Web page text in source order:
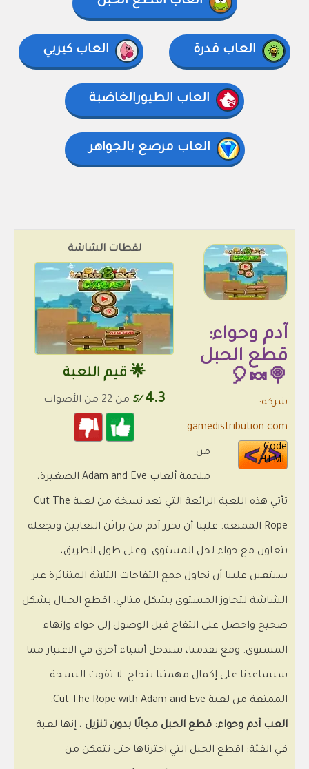
العاب قدرة العاب كيربي
العاب الطيورالغاضبة
العاب مرصع بالجواهر
لقطات الشاشة
🌟 قيم اللعبة
4.3
/5 من 22 من الأصوات
آدم وحواء:
قطع الحبل
🍭🍬🎈
شركة:
gamedistribution.com
Code
HTML
من
ملحمة ألعاب Adam and Eve الصغيرة،
تأتي هذه اللعبة الرائعة التي تعد نسخة من لعبة Cut The
Rope الممتعة. علينا أن نحرر آدم من براثن الثعابين ونجعله
يتعاون مع حواء لحل المستوى. وعلى طول الطريق،
سيتعين علينا أن نحاول جمع التفاحات الثلاثة المتناثرة عبر
الشاشة لتجاوز المستوى بشكل مثالي. اقطع الحبال بشكل
صحيح واحصل على التفاح قبل الوصول إلى حواء وإنهاء
المستوى. ومع تقدمنا، ستدخل أشياء أخرى في الاعتبار مما
سيساعدنا على إكمال مهمتنا بنجاح. لا تفوت النسخة
الممتعة من لعبة Cut The Rope with Adam and Eve.
العب آدم وحواء: قطع الحبل مجانًا بدون تنزيل ، إنها لعبة
في الفئة: اقطع الحبل التي اخترناها حتى تتمكن من